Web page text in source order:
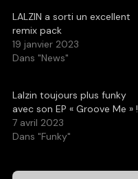
LALZIN a sorti un excellent
remix pack
19 janvier 2023
Dans "News"
Lalzin toujours plus funky
avec son EP « Groove Me » !
7 avril 2023
Dans "Funky"